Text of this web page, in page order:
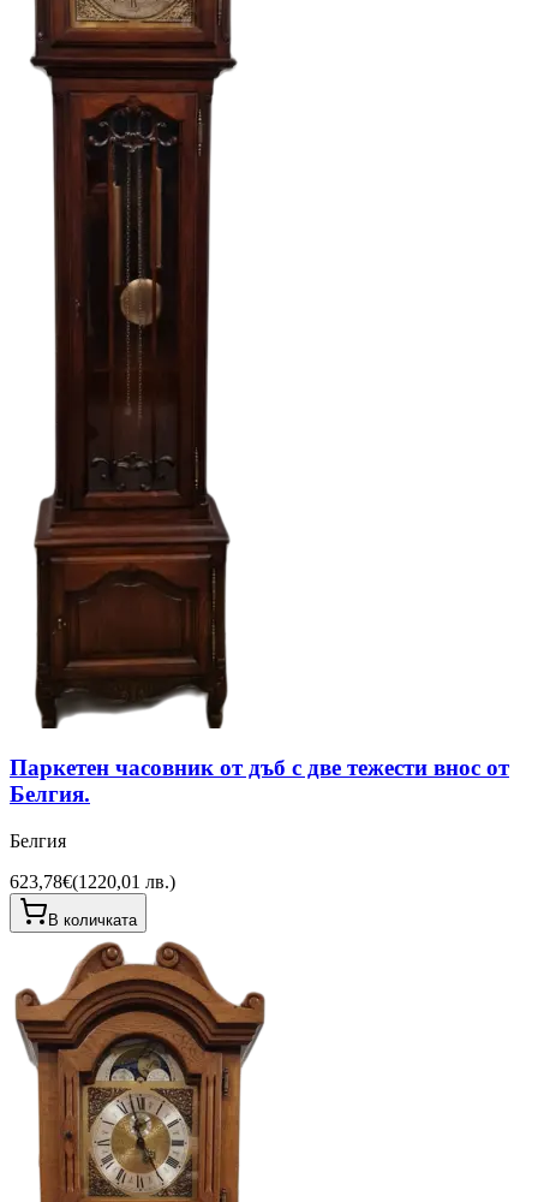
Паркетен часовник от дъб с две тежести внос от
Белгия.
Белгия
623,78€(1220,01 лв.)
В количката